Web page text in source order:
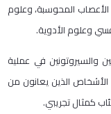
المحوسبة، وعلوم
وعلوم الأدوية.
والسيروتونين في عملية
الأشخاص الذين يعانون من
كمثال تجريبي.